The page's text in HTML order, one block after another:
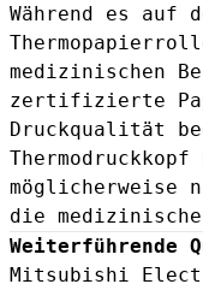
Während es auf
medizinischen
zertifizierte
Druckqualität
möglicherweise
die
Weiterführende
Mitsubishi